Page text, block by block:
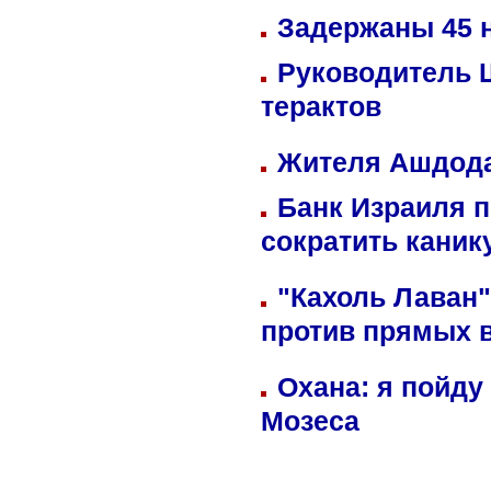
Задержаны 45
Руководитель
терактов
Жителя
Банк Израиля
сократить
"Кахоль
против прямых
Охана: я пойду
Мозеса